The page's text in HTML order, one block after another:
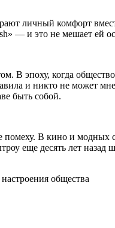
личный комфорт
— и это не мешает ей
В эпоху, когда
и никто не может
быть собой.
В кино и
еще десять лет